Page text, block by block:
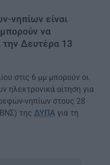
νηπίων είναι
να
την Δευτέρα 13
στις 6 μμ μπορούν οι
ηλεκτρονικά αίτηση για
νηπίων στους 28
της ΔΥΠΑ για τη